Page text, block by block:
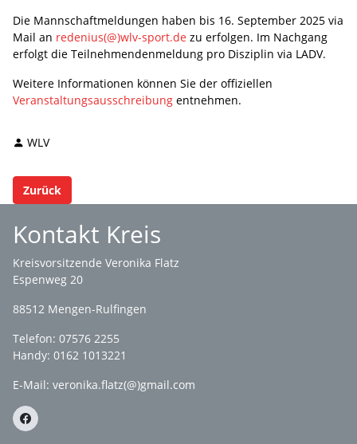
Die Mannschaftmeldungen haben bis 16. September 2025 via
Mail an redenius(@)wlv-sport.de zu erfolgen. Im Nachgang
erfolgt die Teilnehmendenmeldung pro Disziplin via LADV.
Weitere Informationen können Sie der offiziellen
Veranstaltungsausschreibung entnehmen.
WLV
Zurück
Kontakt Kreis
Kreisvorsitzende Veronika Flatz
Espenweg 20
88512 Mengen-Rulfingen
Telefon: 07576 2255
Handy: 0162 1013221
E-Mail: veronika.flatz(@)gmail.com